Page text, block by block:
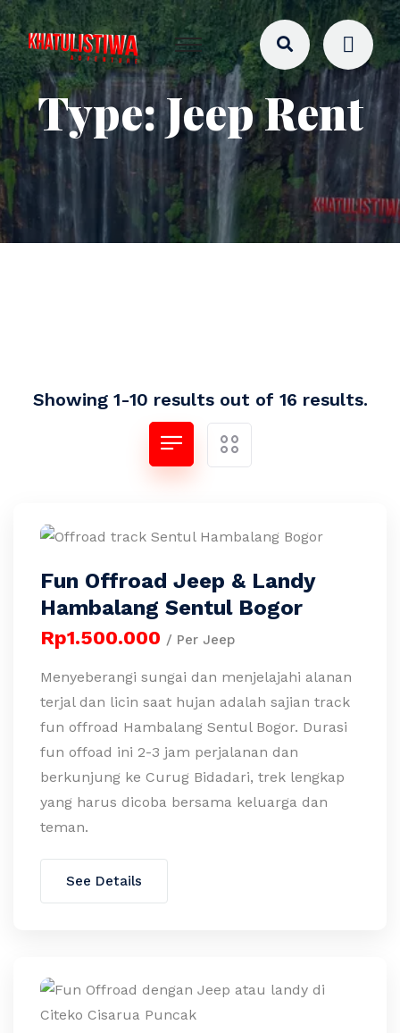
Type:Jeep Rent
Showing 1-10 results out of 16 results.
Fun Offroad Jeep & Landy
Hambalang Sentul Bogor
Rp1.500.000 / Per Jeep
Menyeberangi sungai dan menjelajahi alanan
terjal dan licin saat hujan adalah sajian track
fun offroad Hambalang Sentul Bogor. Durasi
fun offoad ini 2-3 jam perjalanan dan
berkunjung ke Curug Bidadari, trek lengkap
yang harus dicoba bersama keluarga dan
teman.
See Details